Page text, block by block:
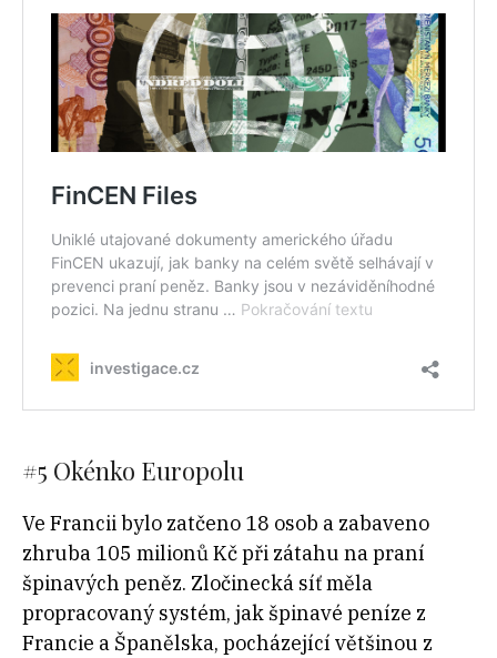
#5 Okénko Europolu
Ve Francii bylo zatčeno 18 osob a zabaveno
zhruba 105 milionů Kč při zátahu na praní
špinavých peněz. Zločinecká síť měla
propracovaný systém, jak špinavé peníze z
Francie a Španělska, pocházející většinou z